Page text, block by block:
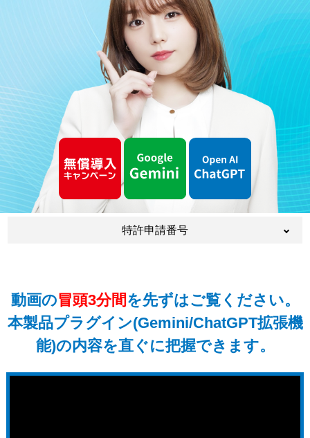
特許申請番号
125245/2023-125317/2023-135161/2023-
172418/2023-172476/2023-172528/2023-
192094/2023-192146/2023-192213/2023-
205335/2024-005141/2024-027994/2024-
075578/2024-082269/2024-082269/2024-
動画の冒頭3分間 を先ずはご覧ください。
本製品プラグイン(Gemini/ChatGPT拡張機
能)の内容を直ぐに把握できます。